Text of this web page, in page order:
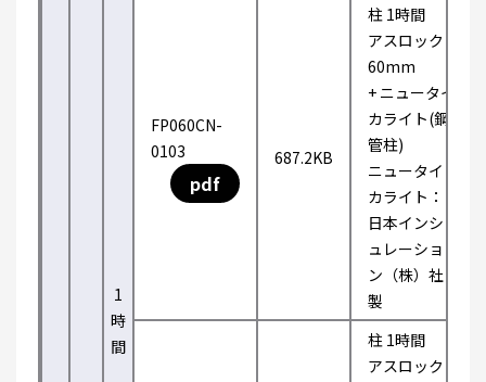
1
時
間
FP060CN-
0103
pdf
687.2KB
柱 1時間
アスロック
60mm
+ ニュータイ
カライト(鋼
管柱)
ニュータイ
カライト：
日本インシ
ュレーショ
ン（株）社
製
柱 1時間
アスロック